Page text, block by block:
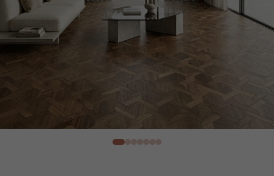
PARQUET HUILÉ
PARQUET EN CHÊNE FUMÉ
PARQUET EN CHÊNE
D'INTÉRIEUR